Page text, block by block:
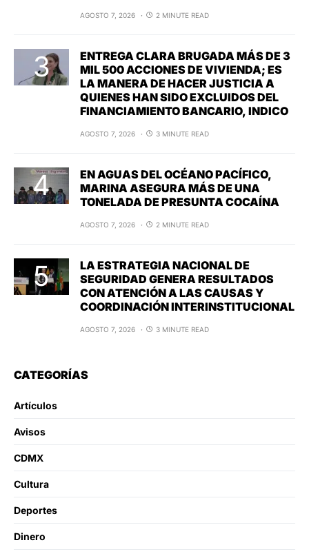
AGOSTO 7, 2026 2 MINUTE READ
ENTREGA CLARA BRUGADA MÁS DE 3
MIL 500 ACCIONES DE VIVIENDA; ES
LA MANERA DE HACER JUSTICIA A
QUIENES HAN SIDO EXCLUIDOS DEL
FINANCIAMIENTO BANCARIO, INDICO
AGOSTO 7, 2026 3 MINUTE READ
EN AGUAS DEL OCÉANO PACÍFICO,
MARINA ASEGURA MÁS DE UNA
TONELADA DE PRESUNTA COCAÍNA
AGOSTO 7, 2026 2 MINUTE READ
LA ESTRATEGIA NACIONAL DE
SEGURIDAD GENERA RESULTADOS
CON ATENCIÓN A LAS CAUSAS Y
COORDINACIÓN INTERINSTITUCIONAL
AGOSTO 7, 2026 3 MINUTE READ
CATEGORÍAS
Artículos
Avisos
CDMX
Cultura
Deportes
Dinero